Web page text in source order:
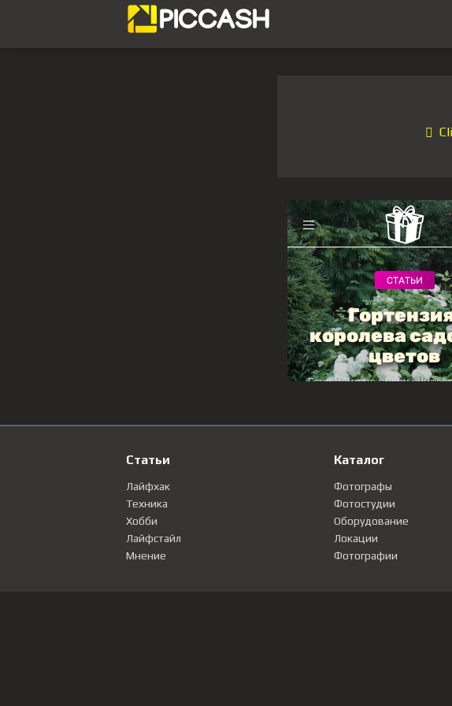
Статьи
Лайфхак
Техника
Хобби
Лайфстайл
Мнение
Каталог
Фотографы
Фотостудии
Оборудование
Локации
Фотографии